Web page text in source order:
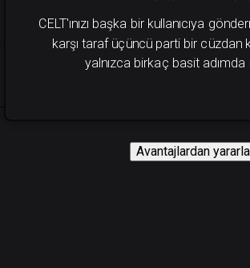
CELT'ınızı başka bir kullanıcıya
karşı taraf üçüncü parti bir cüzdan
yalnızca birkaç basit adımda
Avantajlardan